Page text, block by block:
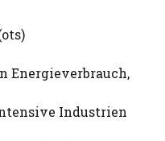
Energieverbrauch,
Industrien